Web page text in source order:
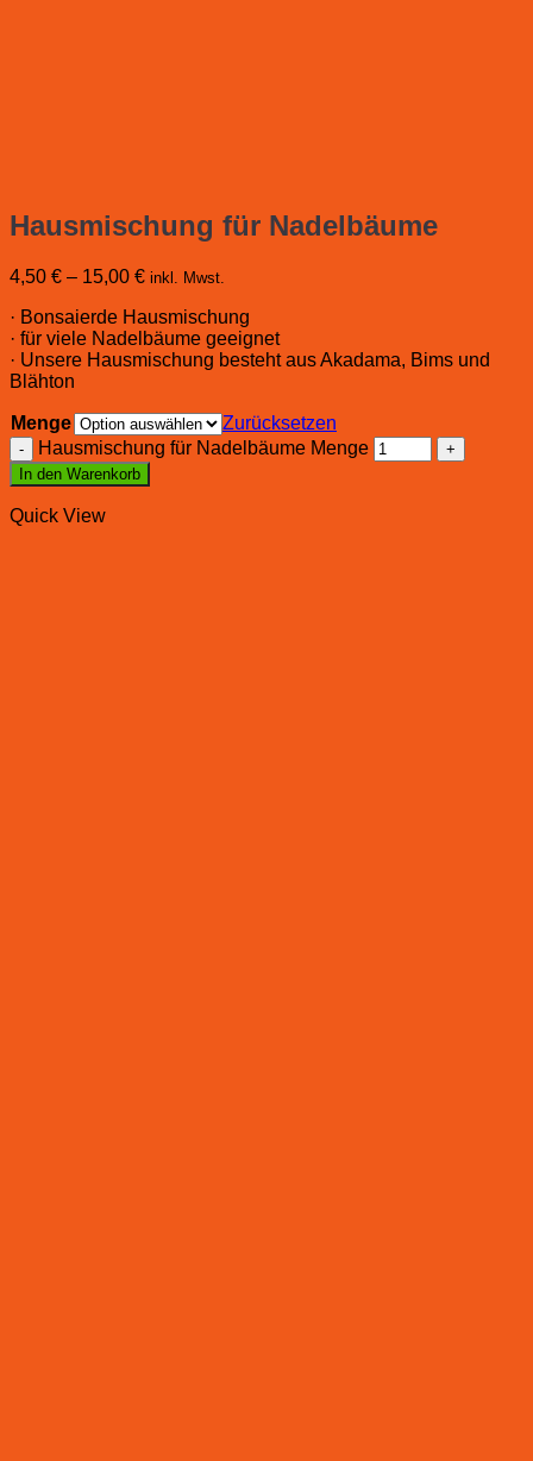
Hausmischung für Nadelbäume
4,50 € – 15,00 € inkl. Mwst.
· Bonsaierde Hausmischung
· für viele Nadelbäume geeignet
· Unsere Hausmischung besteht aus Akadama, Bims und
Blähton
Menge
Zurücksetzen
Hausmischung für Nadelbäume Menge
In den Warenkorb
Quick View